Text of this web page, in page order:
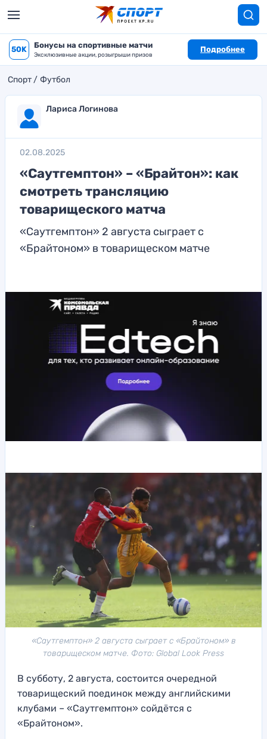
50K Бонусы на спортивные матчи
Эксклюзивные акции, розыгрыши призов
Подробнее
Спорт Футбол
Лариса Логинова
02.08.2025
«Саутгемптон» – «Брайтон»: как
смотреть трансляцию
товарищеского матча
«Саутгемптон» 2 августа сыграет с
«Брайтоном» в товарищеском матче
«Саутгемптон» 2 августа сыграет с «Брайтоном» в
товарищеском матче. Фото: Global Look Press
В субботу, 2 августа, состоится очередной
товарищеский поединок между английскими
клубами – «Саутгемптон» сойдётся с
«Брайтоном».